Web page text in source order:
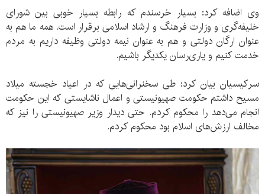
وی اضافه کرد: بسیار خرسندم که رابطه بسیار خوبی بین شورای
خلیفه‌گری و وزارت فرهنگ و ارشاد اسلامی برقرار است. همه ما هم به
عنوان ارگان دولتی و هم به عنوان نیمه دولتی وظیفه داریم به مردم
خدمت کنیم و یاری‌رسان یکدیگر باشیم.
سرکیسیان بیان کرد: طی سخنرانی‌هایی که در اعیاد خجسته میلاد
مسیح داشتم حکومت صهیونیستی و اعمال ناشایستی که این حکومت
انجام می‌دهد را محکوم کردم. حتی دیدار وزیر صهیونیستی را نیز که
مخالف ارزش‌های اسلام بود محکوم کردم.